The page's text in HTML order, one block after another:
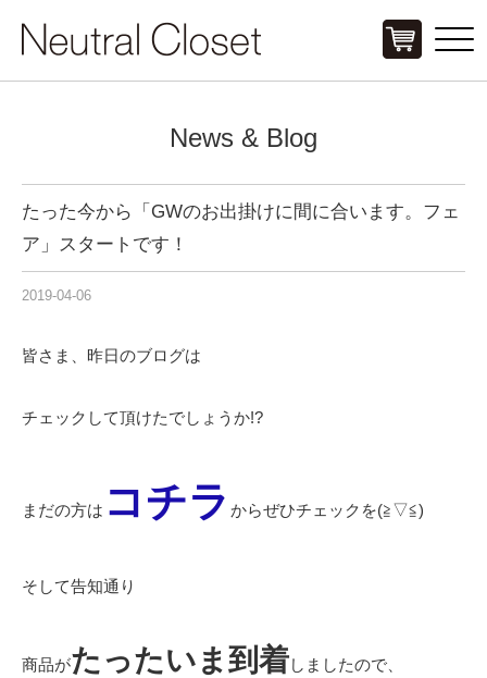
Click
News & Blog
たった今から「GWのお出掛けに間に合います。フェ
ア」スタートです！
2019-04-06
皆さま、昨日のブログは
チェックして頂けたでしょうか!?
まだの方は コチラ からぜひチェックを(≧▽≦)
そして告知通り
商品がたったいま到着しましたので、